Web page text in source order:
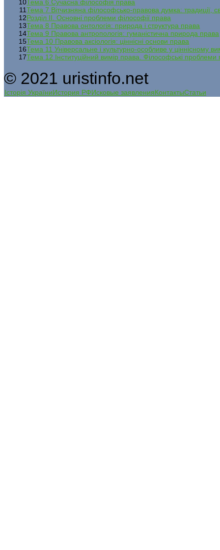
10 Тема 6 Сучасна філософія права
11Тема 7 Вітчизняна філософсько-правова думка: традиції,
12Розділ ІІ. Основні проблеми філософії права
13Тема 8 Правова онтологія: природа і структура права
14Тема 9 Правова антропологія: гуманістична природа права
15Тема 10 Правова аксіологія: ціннісні основи права
16Тема 11 Універсальне і культурно-особливе у ціннісному
17Тема 12 Інституційний вимір права. Філософські проблеми
© 2021 uristinfo.net
Історія УкраїниИстория РФИсковые заявленияКонтактыСтатьи